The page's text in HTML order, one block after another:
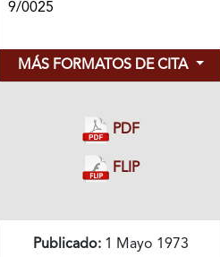
9/0025
MÁS FORMATOS DE CITA
PDF
FLIP
Publicado: 1 Mayo 1973